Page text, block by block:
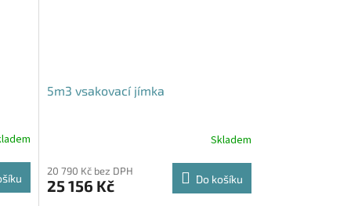
5m3 vsakovací jímka
produktu
je
Skladem
20 790 Kč bez DPH
25 156 Kč Do košíku